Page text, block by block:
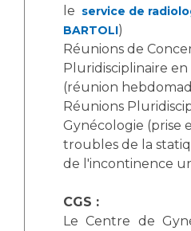
le service de
BARTOLI)
Réunions de
Pluridisciplinaire
(réunion
Réunions
Gynécologie (prise
troubles de la
de l'incontinence
CGS :
Le Centre de